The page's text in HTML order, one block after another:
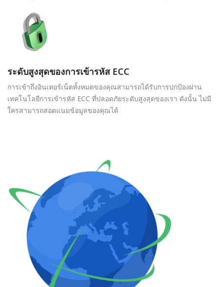
ระดับสูงสุดของการเข้ารหัส ECC
การเข้าถึงอินเทอร์เน็ตทั้งหมดของคุณสามารถได้รับการปกป้องผ่าน
เทคโนโลยีการเข้ารหัส ECC ที่ปลอดภัยระดับสูงสุดของเรา ดังนั้น ไม่มี
ใครสามารถสอดแนมข้อมูลของคุณได้